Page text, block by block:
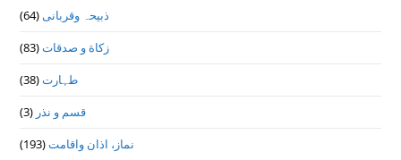
ذبیحہ وقربانی(64)
زکاة و صدقات(83)
طہارت(38)
قسم و نذر (3)
نماز، اذان واقامت(193)